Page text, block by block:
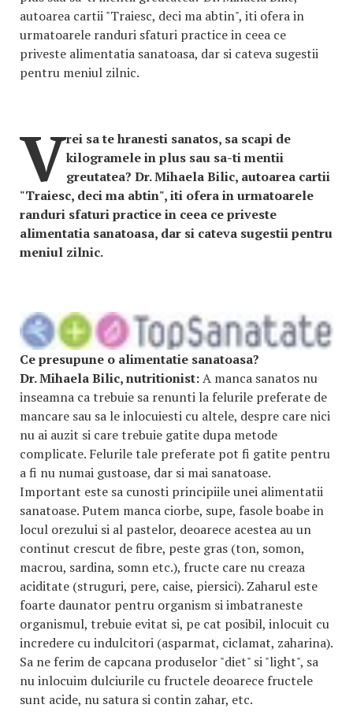
autoarea cartii "Traiesc, deci ma abtin", iti ofera in
urmatoarele randuri sfaturi practice in ceea ce
priveste alimentatia sanatoasa, dar si cateva sugestii
pentru meniul zilnic.
Vrei sa te hranesti sanatos, sa scapi de
kilogramele in plus sau sa-ti mentii
greutatea? Dr. Mihaela Bilic, autoarea cartii
"Traiesc, deci ma abtin", iti ofera in urmatoarele
randuri sfaturi practice in ceea ce priveste
alimentatia sanatoasa, dar si cateva sugestii pentru
meniul zilnic.
Ce presupune o alimentatie sanatoasa?
Dr. Mihaela Bilic, nutritionist:A manca sanatos nu
inseamna ca trebuie sa renunti la felurile preferate de
mancare sau sa le inlocuiesti cu altele, despre care nici
nu ai auzit si care trebuie gatite dupa metode
complicate. Felurile tale preferate pot fi gatite pentru
a fi nu numai gustoase, dar si mai sanatoase.
Important este sa cunosti principiile unei alimentatii
sanatoase. Putem manca ciorbe, supe, fasole boabe in
locul orezului si al pastelor, deoarece acestea au un
continut crescut de fibre, peste gras (ton, somon,
macrou, sardina, somn etc.), fructe care nu creaza
aciditate (struguri, pere, caise, piersici). Zaharul este
foarte daunator pentru organism si imbatraneste
organismul, trebuie evitat si, pe cat posibil, inlocuit cu
incredere cu indulcitori (asparmat, ciclamat, zaharina).
Sa ne ferim de capcana produselor "diet" si "light", sa
nu inlocuim dulciurile cu fructele deoarece fructele
sunt acide, nu satura si contin zahar, etc.